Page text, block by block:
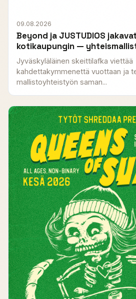
09.08.2026
Beyond ja JUSTUDIOS
kotikaupungin —
Jyväskyläläinen skeittilafka viettää
kahdettakymmenettä vuottaan ja
mallistoyhteistyön saman...